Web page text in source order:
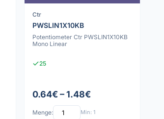
Ctr
PWSLIN1X10KB
Potentiometer Ctr PWSLIN1X10KB
Mono Linear
25
0.64€ – 1.48€
Menge: Min: 1